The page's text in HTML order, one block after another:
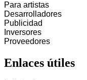
Para artistas
Desarrolladores
Publicidad
Inversores
Proveedores
Enlaces útiles